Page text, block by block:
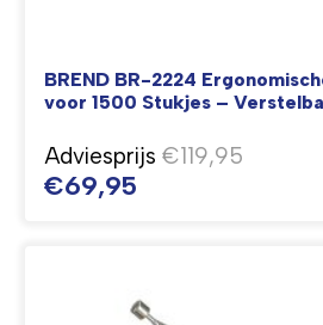
BREND BR-2224
voor 1500 Stukjes –
Adviesprijs €119,95
€69,95